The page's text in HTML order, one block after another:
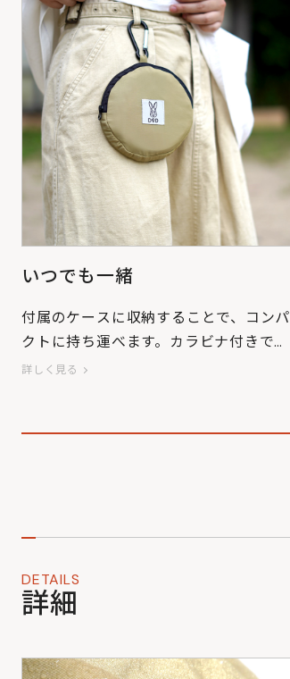
いつでも一緒
付属のケースに収納することで、コンパ
クトに持ち運べます。カラビナ付きで、
リュックやベルトループに付けたままで
詳しく見る
DETAILS
詳細